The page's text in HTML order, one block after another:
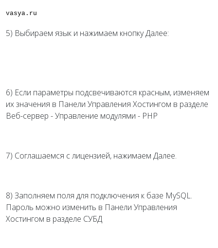
vasya.ru
5) Выбираем язык и нажимаем кнопку Далее:
6) Если параметры подсвечиваются красным, изменяем
их значения в Панели Управления Хостингом в разделе
Веб-сервер - Управление модулями - PHP
7) Соглашаемся с лицензией, нажимаем Далее.
8) Заполняем поля для подключения к базе MySQL.
Пароль можно изменить в Панели Управления
Хостингом в разделе СУБД